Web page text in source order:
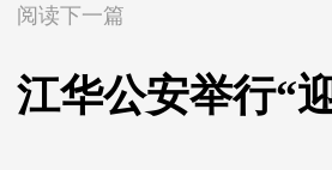
阅读下一篇
江华公安举行“